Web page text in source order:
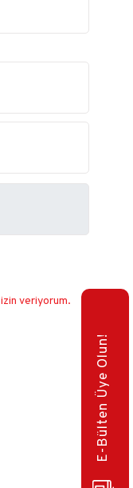
izin veriyorum.
E-Bülten Üye Olun!